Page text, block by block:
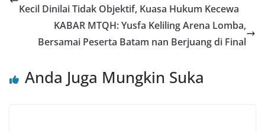
Kecil Dinilai Tidak Objektif, Kuasa Hukum Kecewa
KABAR MTQH: Yusfa Keliling Arena Lomba,
Bersamai Peserta Batam nan Berjuang di Final
Anda Juga Mungkin Suka